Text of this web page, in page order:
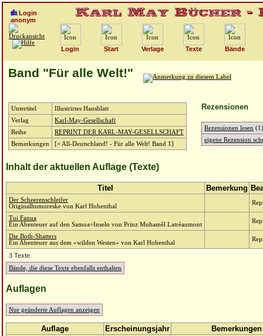
Login
anonym
Login Start Verlage Texte Bände
Band "Für alle Welt!"
Untertitel
Illustrirtes Hausblatt
Verlag
Karl-May-Gesellschaft
Reihe
REPRINT DER KARL-MAY-GESELLSCHAFT
Bemerkungen
[= All-Deutschland! - Für alle Welt! Band 1]
Rezensionen
Rezensionen lesen (1)
eigene Rezension
Inhalt der aktuellen Auflage (Texte)
Titel Bemerkung
Der Scheerenschleifer
Originalhumoreske von Karl Hohenthal
Tui Fanua
Ein Abenteuer auf den Samoa=Inseln von Prinz Muhamêl Latréaumont
Die Both-Shatters
Ein Abenteuer aus dem »wilden Westen« von Karl Hohenthal
3 Texte
Bände, die diese Texte ebenfalls enthalten
Auflagen
Nur geänderte Auflagen anzeigen
Auflage Erscheinungsjahr Bemerkungen